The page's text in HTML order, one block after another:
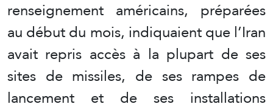
renseignement américains, préparées
au début du mois, indiquaient que l’Iran
avait repris accès à la plupart de ses
sites de missiles, de ses rampes de
lancement et de ses installations